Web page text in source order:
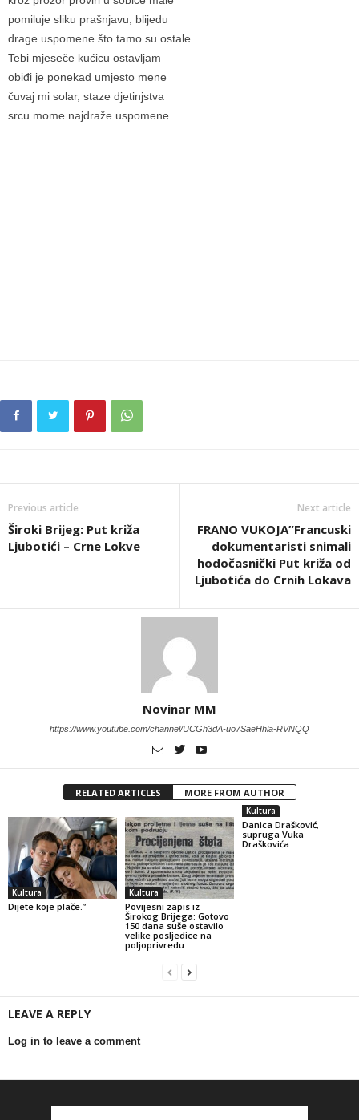
pomiluje sliku prašnjavu, blijedu
drage uspomene što tamo su ostale.
Tebi mjeseče kućicu ostavljam
obiđi je ponekad umjesto mene
čuvaj mi solar, staze djetinjstva
srcu mome najdraže uspomene….
Previous article
Široki Brijeg: Put križa
Ljubotići – Crne Lokve
Next article
FRANO VUKOJA”Francuski
dokumentaristi snimali
hodočasnički Put križa od
Ljubotića do Crnih Lokava
Novinar MM
https://www.youtube.com/channel/UCGh3dA-uo7SaeHhla-RVNQQ
RELATED ARTICLES MORE FROM AUTHOR
Kultura
Dijete koje plače.”
Kultura
Povijesni zapis iz
Širokog Brijega: Gotovo
150 dana suše ostavilo
velike posljedice na
poljoprivredu
Kultura
Danica Drašković,
supruga Vuka
Draškovića:
LEAVE A REPLY
Log in to leave a comment